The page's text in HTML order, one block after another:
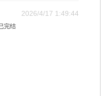
2026/4/17 1:49:44
完结